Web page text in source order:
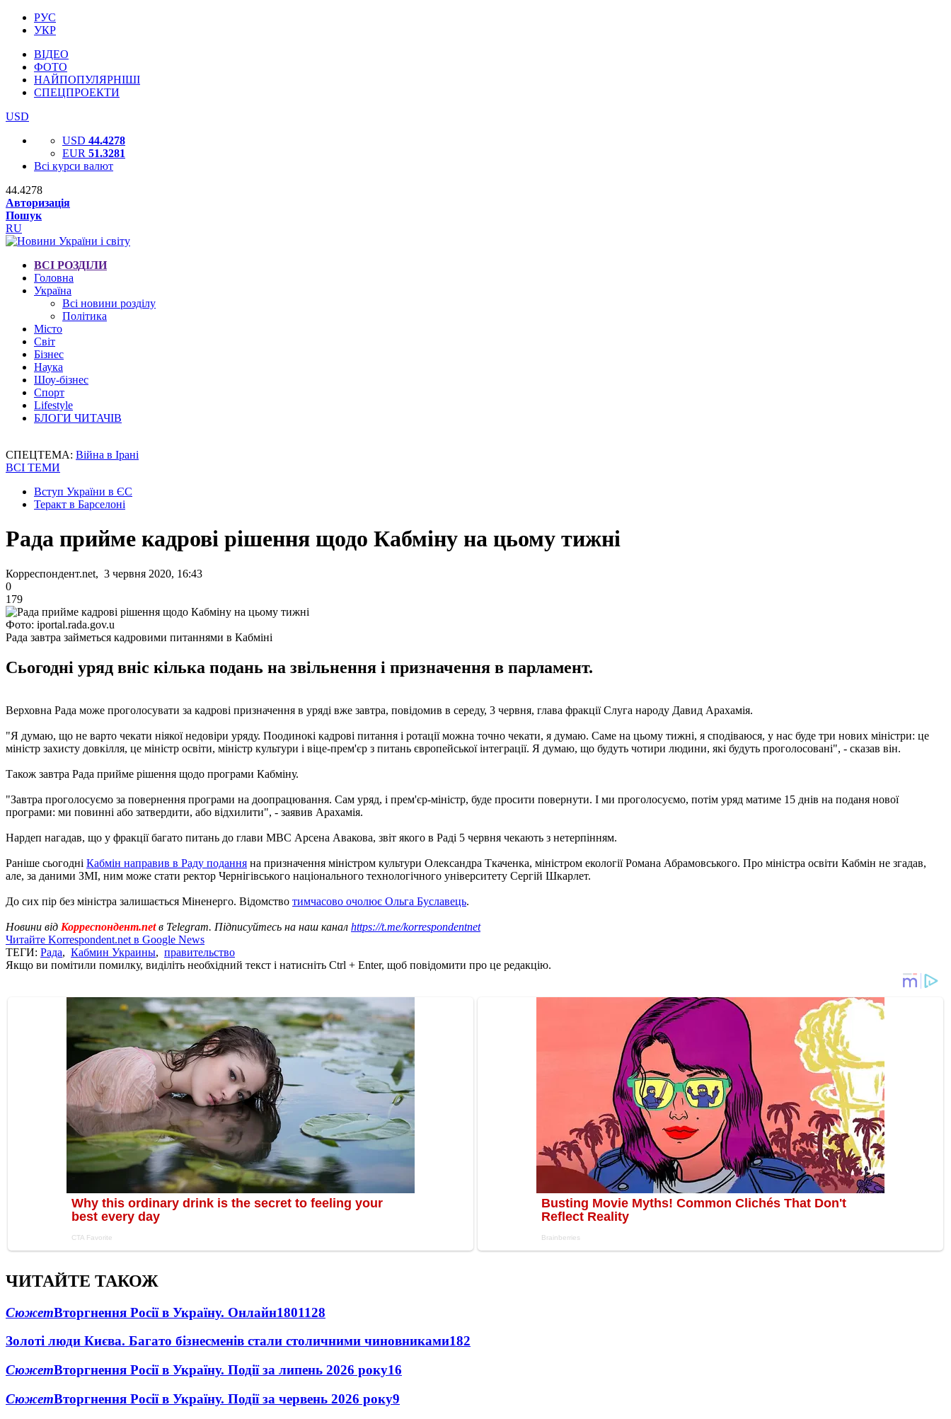
РУС
УКР
ВІДЕО
ФОТО
НАЙПОПУЛЯРНІШІ
СПЕЦПРОЕКТИ
USD
USD 44.4278
EUR 51.3281
Всі курси валют
44.4278
Авторизація
Пошук
RU
ВСІ РОЗДІЛИ
Головна
Україна
Всі новини розділу
Політика
Місто
Світ
Бізнес
Наука
Шоу-бізнес
Спорт
Lifestyle
БЛОГИ ЧИТАЧІВ
СПЕЦТЕМА: Війна в Ірані
ВСІ ТЕМИ
Вступ України в ЄС
Теракт в Барселоні
Рада прийме кадрові рішення щодо Кабміну на цьому тижні
Корреспондент.net, 3 червня 2020, 16:43
0
179
Фото: iportal.rada.gov.u
Рада завтра займеться кадровими питаннями в Кабміні
Сьогодні уряд вніс кілька подань на звільнення і призначення в парламент.
Верховна Рада може проголосувати за кадрові призначення в уряді вже завтра, повідомив в середу, 3 червня, глава фракції Слуга народу Давид Арахамія.
"Я думаю, що не варто чекати ніякої недовіри уряду. Поодинокі кадрові питання і ротації можна точно чекати, я думаю. Саме на цьому тижні, я сподіваюся, у нас буде три нових міністри: це
міністр захисту довкілля, це міністр освіти, міністр культури і віце-прем'єр з питань європейської інтеграції. Я думаю, що будуть чотири людини, які будуть проголосовані", - сказав він.
Також завтра Рада прийме рішення щодо програми Кабміну.
"Завтра проголосуємо за повернення програми на доопрацювання. Сам уряд, і прем'єр-міністр, буде просити повернути. І ми проголосуємо, потім уряд матиме 15 днів на поданя нової
програми: ми повинні або затвердити, або відхилити", - заявив Арахамія.
Нардеп нагадав, що у фракції багато питань до глави МВС Арсена Авакова, звіт якого в Раді 5 червня чекають з нетерпінням.
Раніше сьогодні Кабмін направив в Раду подання на призначення міністром культури Олександра Ткаченка, міністром екології Романа Абрамовського. Про міністра освіти Кабмін не згадав,
але, за даними ЗМІ, ним може стати ректор Чернігівського національного технологічного університету Сергій Шкарлет.
До сих пір без міністра залишається Міненерго. Відомство тимчасово очолює Ольга Буславець.
Новини від Корреспондент.netв Telegram. Підписуйтесь на наш канал https://t.me/korrespondentnet
Читайте Korrespondent.net в Google News
ТЕГИ: Рада, Кабмин Украины, правительство
Якщо ви помітили помилку, виділіть необхідний текст і натисніть Ctrl + Enter, щоб повідомити про це редакцію.
ЧИТАЙТЕ ТАКОЖ
СюжетВторгнення Росії в Україну. Онлайн1801128
Золоті люди Києва. Багато бізнесменів стали столичними чиновниками182
СюжетВторгнення Росії в Україну. Події за липень 2026 року16
СюжетВторгнення Росії в Україну. Події за червень 2026 року9